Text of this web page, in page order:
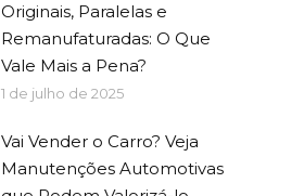
Originais, Paralelas e
Remanufaturadas: O Que
Vale Mais a Pena?
1 de julho de 2025
Vai Vender o Carro? Veja
Manutenções Automotivas